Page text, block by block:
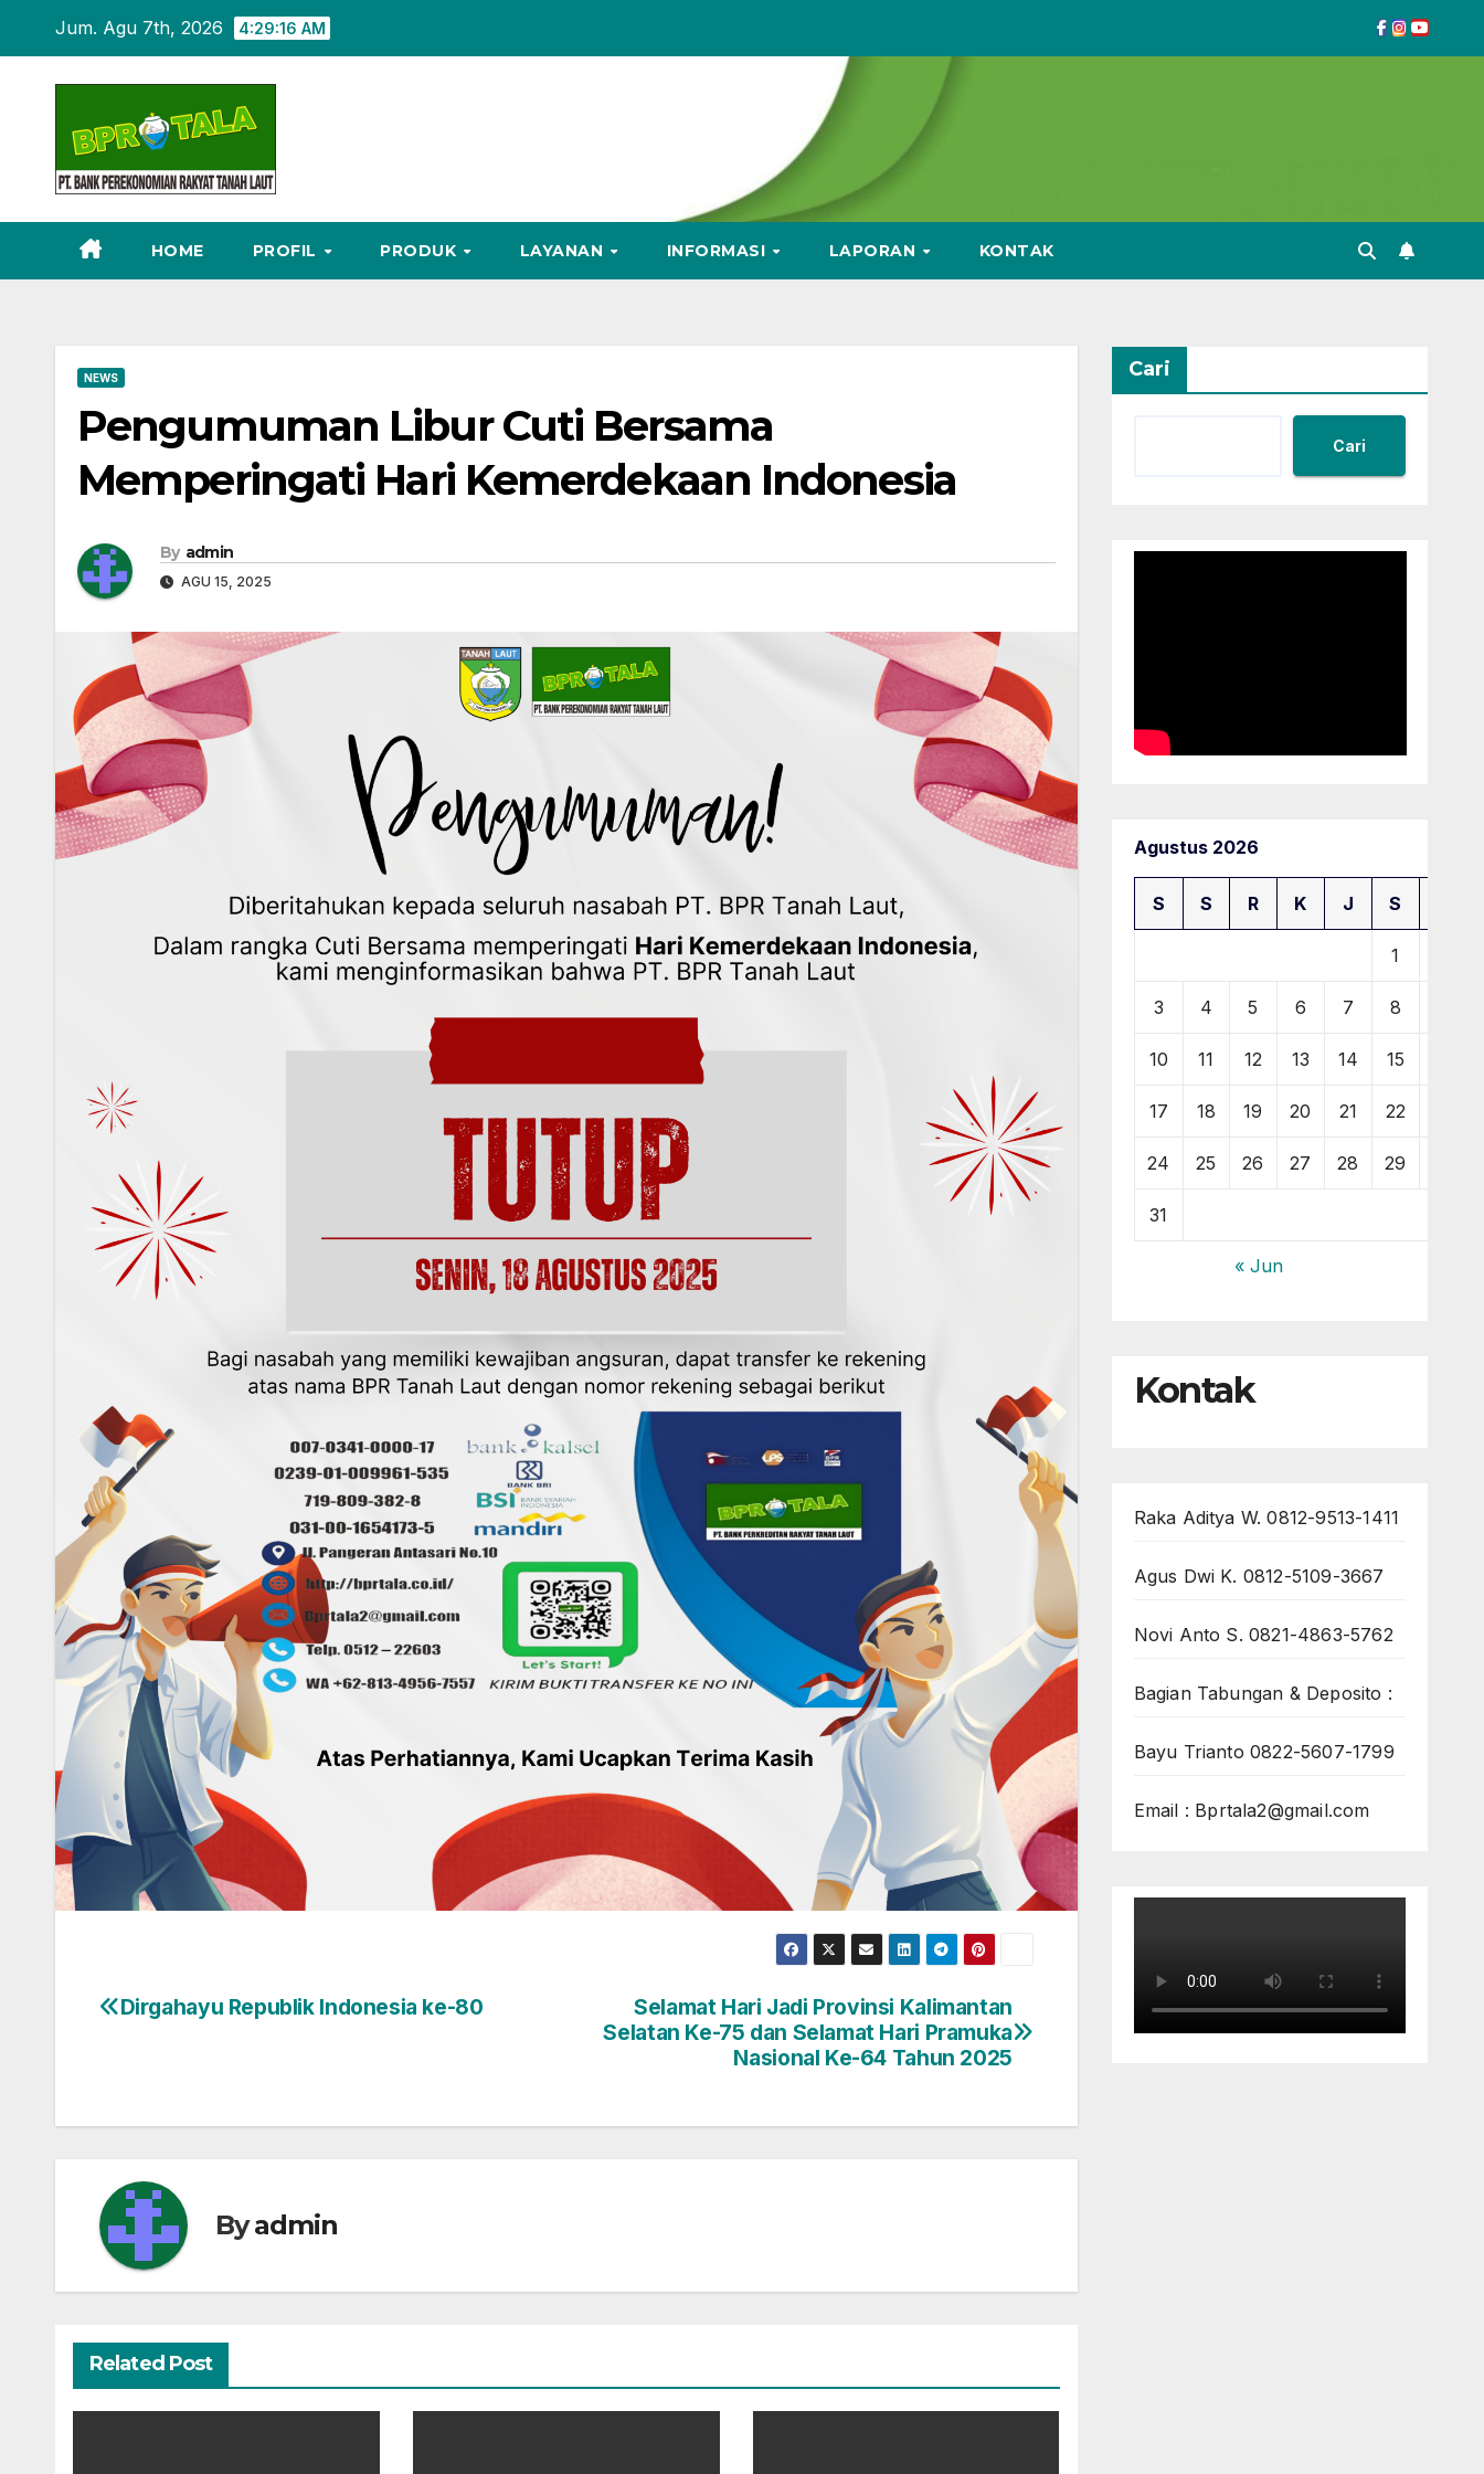
content
Jum. Agu 7th, 2026 4:29:16 AM
HOME PROFIL PRODUK LAYANAN INFORMASI LAPORAN KONTAK
NEWS
Pengumuman Libur Cuti Bersama
Memperingati Hari Kemerdekaan Indonesia
By admin
AGU 15, 2025
Navigasi
Selamat Hari Jadi Provinsi Kalimantan
Selatan Ke-75 dan Selamat Hari Pramuka
Nasional Ke-64 Tahun 2025
Dirgahayu Republik Indonesia ke-80
Byadmin
Related Post
Cari
Cari
Agustus 2026
S S R K J S
1
3 4 5 6 7 8
10 11 12 13 14 15
17 18 19 20 21 22
24 25 26 27 28 29
31
« Jun
Kontak
Raka Aditya W. 0812-9513-1411
Agus Dwi K. 0812-5109-3667
Novi Anto S. 0821-4863-5762
Bagian Tabungan & Deposito :
Bayu Trianto 0822-5607-1799
Email : Bprtala2@gmail.com